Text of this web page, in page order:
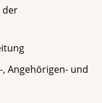
der
Angehörigen- und